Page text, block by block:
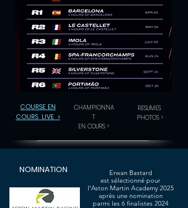
COURSE EN
COURS LIVE >
CHAMPIONNA
T
EN COURS >
RESUMES
PHOTOS >
NOMINATION
Erwan Bastard
est sélectionné pour
l'Aston Martin Academy 2025
après une nomination
parmi les 6 finalistes 2024